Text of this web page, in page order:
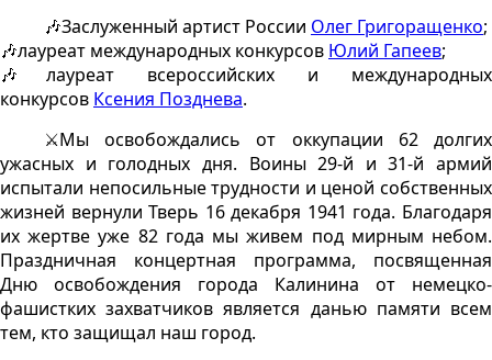
🎶Заслуженный артист России Олег Григоращенко;
🎶лауреат международных конкурсов Юлий Гапеев;
🎶лауреат всероссийских и международных
конкурсов Ксения Позднева.
⚔Мы освобождались от оккупации 62 долгих
ужасных и голодных дня. Воины 29-й и 31-й армий
испытали непосильные трудности и ценой собственных
жизней вернули Тверь 16 декабря 1941 года. Благодаря
их жертве уже 82 года мы живем под мирным небом.
Праздничная концертная программа, посвященная
Дню освобождения города Калинина от немецко-
фашистких захватчиков является данью памяти всем
тем, кто защищал наш город.